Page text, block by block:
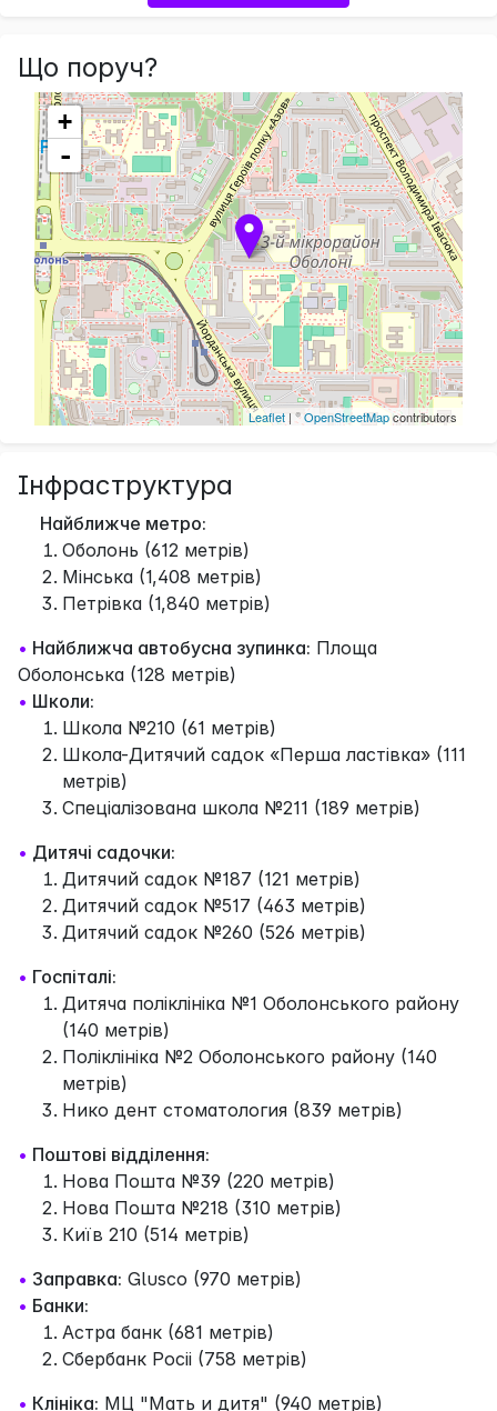
Що поруч?
+
-
Leaflet | ©OpenStreetMapcontributors
Інфраструктура
Найближче метро:
Оболонь (612 метрів)
Мінська (1,408 метрів)
Петрівка (1,840 метрів)
• Найближча автобусна зупинка: Площа
Оболонська (128 метрів)
• Школи:
Школа №210 (61 метрів)
Школа-Дитячий садок «Перша ластівка» (111
метрів)
Спеціалізована школа №211 (189 метрів)
• Дитячі садочки:
Дитячий садок №187 (121 метрів)
Дитячий садок №517 (463 метрів)
Дитячий садок №260 (526 метрів)
• Госпіталі:
Дитяча поліклініка №1 Оболонського району
(140 метрів)
Поліклініка №2 Оболонського району (140
метрів)
Нико дент стоматология (839 метрів)
• Поштові відділення:
Нова Пошта №39 (220 метрів)
Нова Пошта №218 (310 метрів)
Київ 210 (514 метрів)
• Заправка: Glusco (970 метрів)
• Банки:
Астра банк (681 метрів)
Сбербанк Росii (758 метрів)
• Клініка: МЦ "Мать и дитя" (940 метрів)